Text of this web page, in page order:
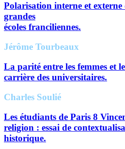
Polarisation interne et externe
grandes
écoles franciliennes.
Jérôme Tourbeaux
La parité entre les femmes et
carrière des universitaires.
Charles Soulié
Les étudiants de Paris 8
religion : essai de
historique.